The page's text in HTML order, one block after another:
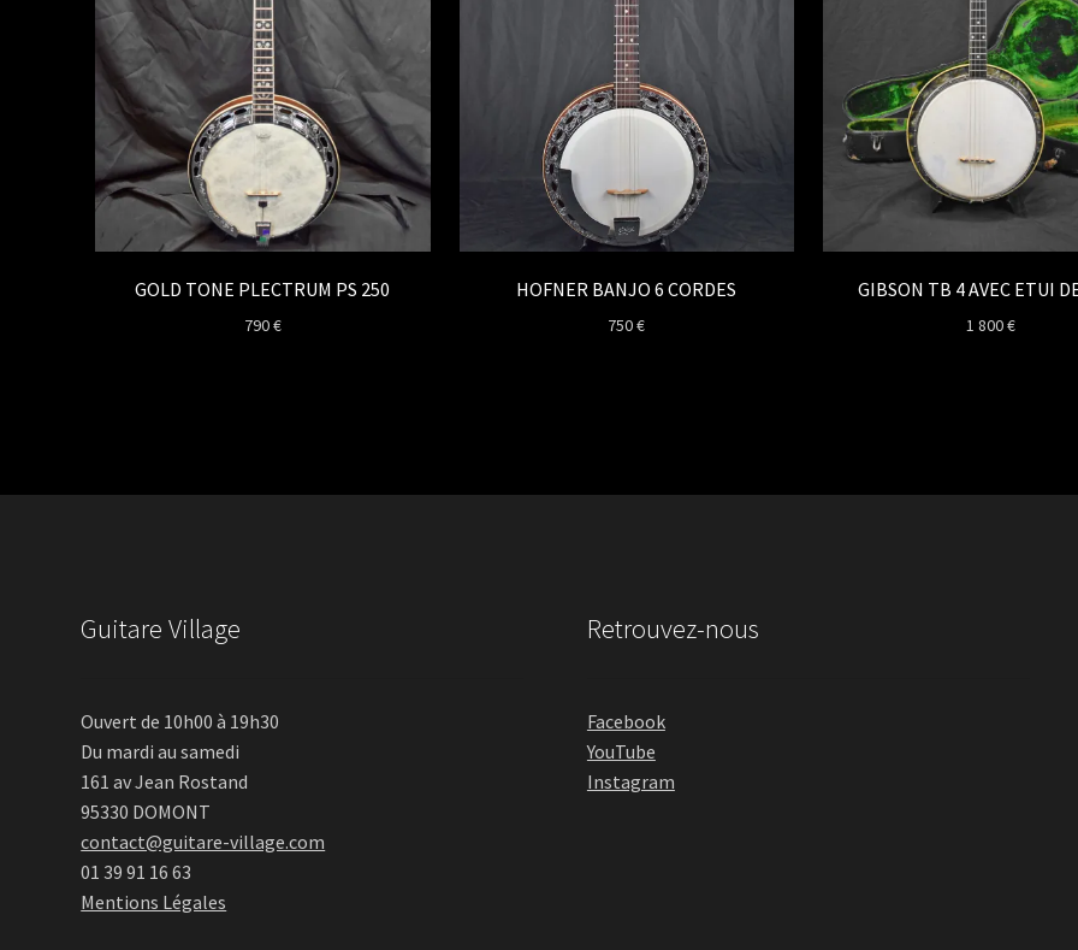
GOLD TONE PLECTRUM PS 250
790€
HOFNER BANJO 6 CORDES
750€
GIBSON TB 4 AVEC ETUI
1 800€
Guitare Village
Ouvert de 10h00 à 19h30
Du mardi au samedi
161 av Jean Rostand
95330 DOMONT
contact@guitare-village.com
01 39 91 16 63
Mentions Légales
Retrouvez-nous
Facebook
YouTube
Instagram